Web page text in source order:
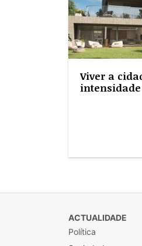
Viver a
ACTUALIDADE
Política